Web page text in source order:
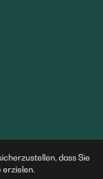
dass Sie
erzielen.